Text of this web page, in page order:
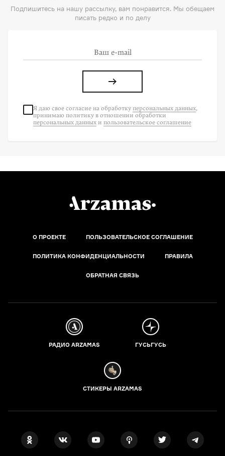
Подпишитесь на нашу рассылку, вам понравится. Мы обещаем
писать редко и по делу
Я даю свое согласие на обработку персональных данных,
принимаю политику в отношении обработки
персональных данных и пользовательское соглашение
О ПРОЕКТЕ ПОЛЬЗОВАТЕЛЬСКОЕ СОГЛАШЕНИЕ
ПОЛИТИКА КОНФИДЕНЦИАЛЬНОСТИ ПРАВИЛА
ОБРАТНАЯ СВЯЗЬ
РАДИО ARZAMAS ГУСЬГУСЬ
СТИКЕРЫ ARZAMAS